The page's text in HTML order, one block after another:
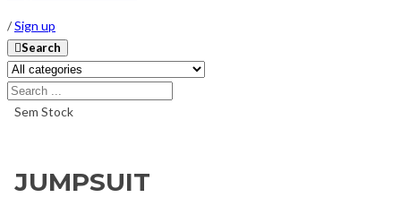
/Sign up
Search
Sem Stock
JUMPSUIT